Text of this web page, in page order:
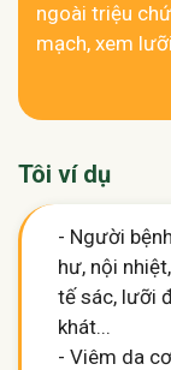
ngoài triệu
mạch, xem
Tôi ví dụ
- Người
hư, nội
tế sác, lưỡi
khát...
- Viêm da